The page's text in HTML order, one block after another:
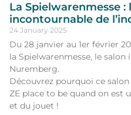
La Spielwarenmesse :
incontournable de
24 January 2025
Du 28 janvier au 1er février
la Spielwarenmesse, le
Nuremberg.
Découvrez pourquoi ce
ZE place to be quand on est
et du jouet !